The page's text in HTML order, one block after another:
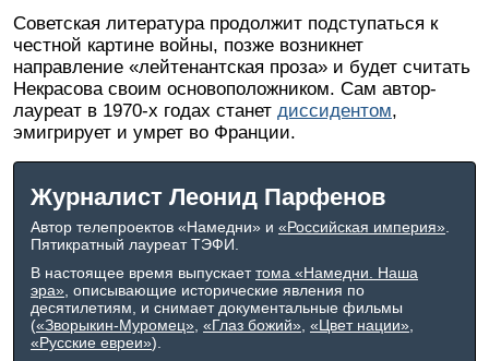
Советская литература продолжит подступаться к
честной картине войны, позже возникнет
направление «лейтенантская проза» и будет считать
Некрасова своим основоположником. Сам автор-
лауреат в 1970-х годах станет диссидентом,
эмигрирует и умрет во Франции.
Журналист Леонид Парфенов
Автор телепроектов «Намедни» и «Российская империя»
Пятикратный лауреат ТЭФИ.
В настоящее время выпускает тома «Намедни. Наша
эра» , описывающие исторические явления по
десятилетиям, и снимает документальные фильмы
(«Зворыкин-Муромец» «Глаз божий» «Цвет нации»
«Русские евреи»).